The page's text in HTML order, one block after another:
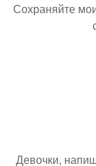
Сохраняйте
Девочки,